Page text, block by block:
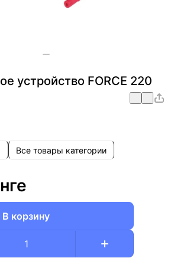
устройство FORCE 220
Все товары категории
В корзину